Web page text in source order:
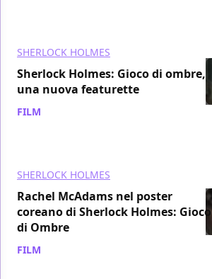
SHERLOCK HOLMES
Sherlock Holmes: Gioco di ombre,
una nuova featurette
FILM
SHERLOCK HOLMES
Rachel McAdams nel poster
coreano di Sherlock Holmes: Gioco
di Ombre
FILM